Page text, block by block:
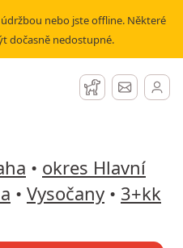
nebo jste offline. Některé
dočasně nedostupné.
Hlídací pes
Zprávy
pohybu v mapě
• okres Hlavní
• Vysočany • 3+kk